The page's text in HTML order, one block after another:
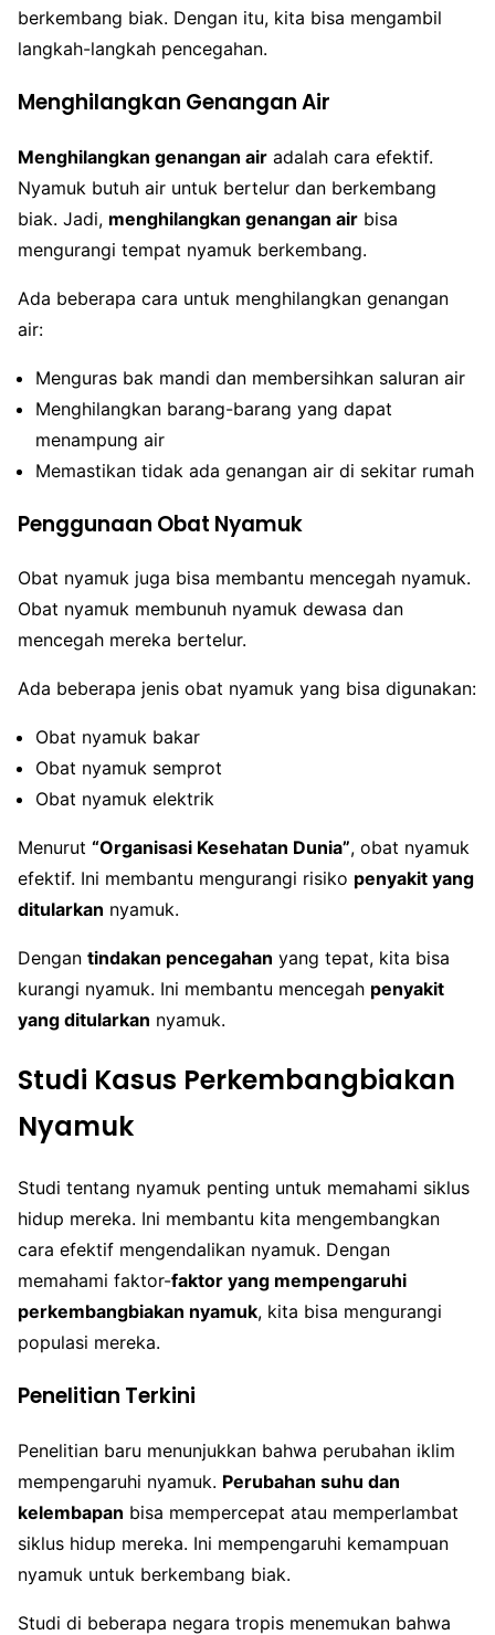
berkembang biak. Dengan itu, kita bisa mengambil
langkah-langkah pencegahan.
Menghilangkan Genangan Air
Menghilangkan genangan air adalah cara efektif.
Nyamuk butuh air untuk bertelur dan berkembang
biak. Jadi, menghilangkan genangan air bisa
mengurangi tempat nyamuk berkembang.
Ada beberapa cara untuk menghilangkan genangan
air:
Menguras bak mandi dan membersihkan saluran air
Menghilangkan barang-barang yang dapat
menampung air
Memastikan tidak ada genangan air di sekitar rumah
Penggunaan Obat Nyamuk
Obat nyamuk juga bisa membantu mencegah nyamuk.
Obat nyamuk membunuh nyamuk dewasa dan
mencegah mereka bertelur.
Ada beberapa jenis obat nyamuk yang bisa digunakan:
Obat nyamuk bakar
Obat nyamuk semprot
Obat nyamuk elektrik
Menurut “Organisasi Kesehatan Dunia”, obat nyamuk
efektif. Ini membantu mengurangi risiko penyakit yang
ditularkan nyamuk.
Dengan tindakan pencegahan yang tepat, kita bisa
kurangi nyamuk. Ini membantu mencegah penyakit
yang ditularkan nyamuk.
Studi Kasus Perkembangbiakan
Nyamuk
Studi tentang nyamuk penting untuk memahami siklus
hidup mereka. Ini membantu kita mengembangkan
cara efektif mengendalikan nyamuk. Dengan
memahami faktor-faktor yang mempengaruhi
perkembangbiakan nyamuk, kita bisa mengurangi
populasi mereka.
Penelitian Terkini
Penelitian baru menunjukkan bahwa perubahan iklim
mempengaruhi nyamuk. Perubahan suhu dan
kelembapan bisa mempercepat atau memperlambat
siklus hidup mereka. Ini mempengaruhi kemampuan
nyamuk untuk berkembang biak.
Studi di beberapa negara tropis menemukan bahwa